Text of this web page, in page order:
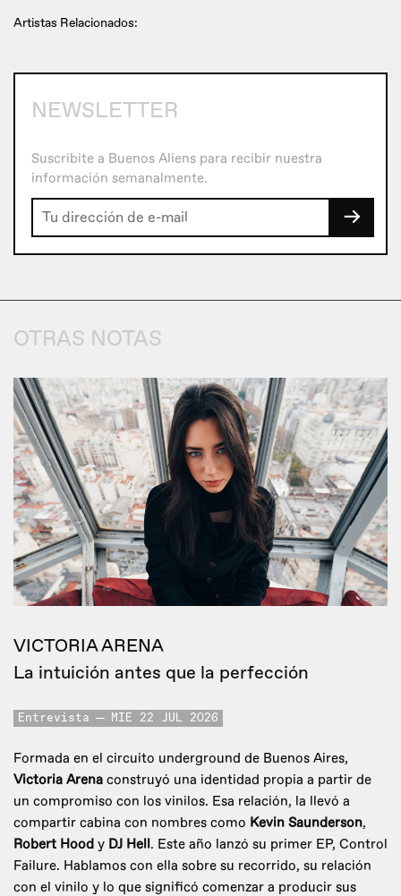
Artistas Relacionados:
NEWSLETTER
Suscribite a Buenos Aliens para recibir nuestra
información semanalmente.
→
OTRAS NOTAS
VICTORIA ARENA
La intuición antes que la perfección
Entrevista MIE 22 JUL 2026
Formada en el circuito underground de Buenos Aires,
Victoria Arena construyó una identidad propia a partir de
un compromiso con los vinilos. Esa relación, la llevó a
compartir cabina con nombres como Kevin Saunderson,
Robert Hood y DJ Hell. Este año lanzó su primer EP, Control
Failure. Hablamos con ella sobre su recorrido, su relación
con el vinilo y lo que significó comenzar a producir sus